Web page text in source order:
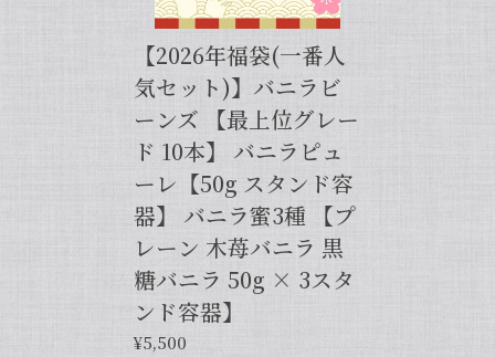
2024/06/14
プリンをよく作るので購入しました。 今までは安価
なバニラエッセンスを仕方なく使っていました。 バ
ニラビーンズは手間がかかるし、バニラペーストは添
加物入っているし… 色々調べているうちに、無添加
のこちらの商品に辿り着きました。 やはり本物は違
いますね！ プリンだけでなくクッキーやマフィン等
にも使って楽しんでます♪
この度は当店をご利用いただきまして、
誠にありがとうございます！完全無添
加・バニラピューレを気に入ってくださ
り、大変嬉しく思います。こちらの商品
【2026年福袋(一番人
気セット)】バニラビ
ーンズ 【最上位グレー
ド 10本】 バニラピュ
ーレ【50g スタンド容
器】 バニラ蜜3種 【プ
レーン 木苺バニラ 黒
糖バニラ 50g × 3スタ
ンド容器】
¥5,500